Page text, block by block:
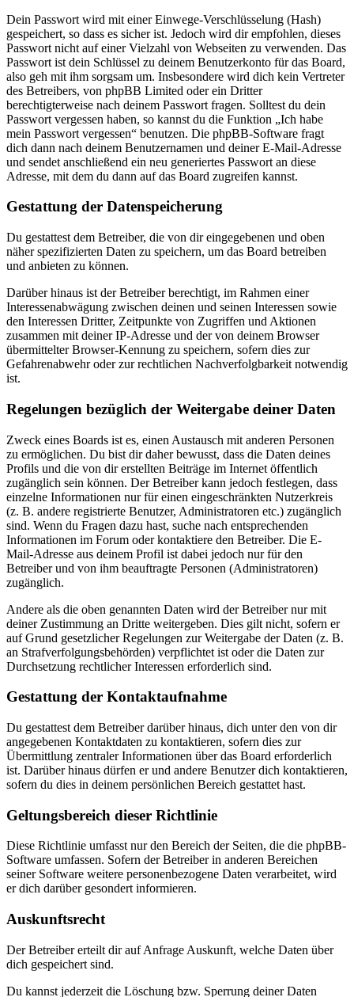
Dein Passwort wird mit einer Einwege-Verschlüsselung (Hash)
gespeichert, so dass es sicher ist. Jedoch wird dir empfohlen, dieses
Passwort nicht auf einer Vielzahl von Webseiten zu verwenden. Das
Passwort ist dein Schlüssel zu deinem Benutzerkonto für das Board,
also geh mit ihm sorgsam um. Insbesondere wird dich kein Vertreter
des Betreibers, von phpBB Limited oder ein Dritter
berechtigterweise nach deinem Passwort fragen. Solltest du dein
Passwort vergessen haben, so kannst du die Funktion „Ich habe
mein Passwort vergessen“ benutzen. Die phpBB-Software fragt
dich dann nach deinem Benutzernamen und deiner E-Mail-Adresse
und sendet anschließend ein neu generiertes Passwort an diese
Adresse, mit dem du dann auf das Board zugreifen kannst.
Gestattung der Datenspeicherung
Du gestattest dem Betreiber, die von dir eingegebenen und oben
näher spezifizierten Daten zu speichern, um das Board betreiben
und anbieten zu können.
Darüber hinaus ist der Betreiber berechtigt, im Rahmen einer
Interessenabwägung zwischen deinen und seinen Interessen sowie
den Interessen Dritter, Zeitpunkte von Zugriffen und Aktionen
zusammen mit deiner IP-Adresse und der von deinem Browser
übermittelter Browser-Kennung zu speichern, sofern dies zur
Gefahrenabwehr oder zur rechtlichen Nachverfolgbarkeit notwendig
ist.
Regelungen bezüglich der Weitergabe deiner Daten
Zweck eines Boards ist es, einen Austausch mit anderen Personen
zu ermöglichen. Du bist dir daher bewusst, dass die Daten deines
Profils und die von dir erstellten Beiträge im Internet öffentlich
zugänglich sein können. Der Betreiber kann jedoch festlegen, dass
einzelne Informationen nur für einen eingeschränkten Nutzerkreis
(z. B. andere registrierte Benutzer, Administratoren etc.) zugänglich
sind. Wenn du Fragen dazu hast, suche nach entsprechenden
Informationen im Forum oder kontaktiere den Betreiber. Die E-
Mail-Adresse aus deinem Profil ist dabei jedoch nur für den
Betreiber und von ihm beauftragte Personen (Administratoren)
zugänglich.
Andere als die oben genannten Daten wird der Betreiber nur mit
deiner Zustimmung an Dritte weitergeben. Dies gilt nicht, sofern er
auf Grund gesetzlicher Regelungen zur Weitergabe der Daten (z. B.
an Strafverfolgungsbehörden) verpflichtet ist oder die Daten zur
Durchsetzung rechtlicher Interessen erforderlich sind.
Gestattung der Kontaktaufnahme
Du gestattest dem Betreiber darüber hinaus, dich unter den von dir
angegebenen Kontaktdaten zu kontaktieren, sofern dies zur
Übermittlung zentraler Informationen über das Board erforderlich
ist. Darüber hinaus dürfen er und andere Benutzer dich kontaktieren,
sofern du dies in deinem persönlichen Bereich gestattet hast.
Geltungsbereich dieser Richtlinie
Diese Richtlinie umfasst nur den Bereich der Seiten, die die phpBB-
Software umfassen. Sofern der Betreiber in anderen Bereichen
seiner Software weitere personenbezogene Daten verarbeitet, wird
er dich darüber gesondert informieren.
Auskunftsrecht
Der Betreiber erteilt dir auf Anfrage Auskunft, welche Daten über
dich gespeichert sind.
Du kannst jederzeit die Löschung bzw. Sperrung deiner Daten